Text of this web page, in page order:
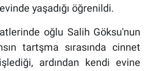
yaşadığı öğrenildi.
oğlu Salih Göksu'nun
tartşma sırasında cinnet
ardından kendi evine